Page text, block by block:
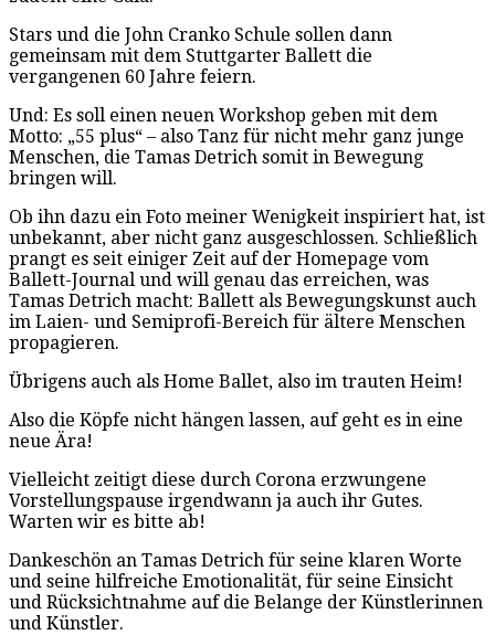
Stars und die John Cranko Schule sollen dann
gemeinsam mit dem Stuttgarter Ballett die
vergangenen 60 Jahre feiern.
Und: Es soll einen neuen Workshop geben mit dem
Motto: „55 plus“ – also Tanz für nicht mehr ganz junge
Menschen, die Tamas Detrich somit in Bewegung
bringen will.
Ob ihn dazu ein Foto meiner Wenigkeit inspiriert hat, ist
unbekannt, aber nicht ganz ausgeschlossen. Schließlich
prangt es seit einiger Zeit auf der Homepage vom
Ballett-Journal und will genau das erreichen, was
Tamas Detrich macht: Ballett als Bewegungskunst auch
im Laien- und Semiprofi-Bereich für ältere Menschen
propagieren.
Übrigens auch als Home Ballet, also im trauten Heim!
Also die Köpfe nicht hängen lassen, auf geht es in eine
neue Ära!
Vielleicht zeitigt diese durch Corona erzwungene
Vorstellungspause irgendwann ja auch ihr Gutes.
Warten wir es bitte ab!
Dankeschön an Tamas Detrich für seine klaren Worte
und seine hilfreiche Emotionalität, für seine Einsicht
und Rücksichtnahme auf die Belange der Künstlerinnen
und Künstler.